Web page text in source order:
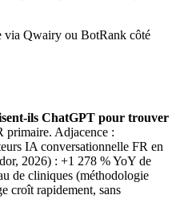
via Qwairy ou BotRank côté
ils ChatGPT pour trouver
primaire. Adjacence :
IA conversationnelle FR en
2026) : +1 278 % YoY de
de cliniques (méthodologie
croît rapidement, sans